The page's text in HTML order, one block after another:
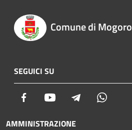
Comune di Mogoro
SEGUICI SU
Facebook Youtube Telegram
AMMINISTRAZIONE